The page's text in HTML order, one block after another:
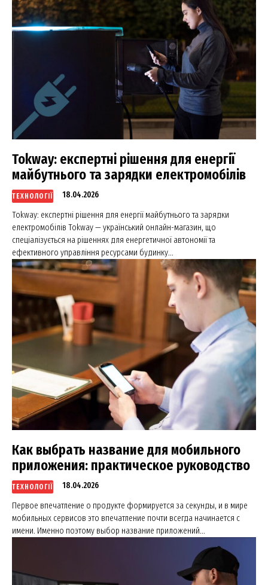
Tokway: експертні рішення для енергії
майбутнього та зарядки електромобілів
ТЕХНОЛОГІЇ 18.04.2026
Tokway: експертні рішення для енергії майбутнього та зарядки
електромобілів Tokway — український онлайн-магазин, що
спеціалізується на рішеннях для енергетичної автономії та
ефективного управління ресурсами будинку...
Как выбрать название для мобильного
приложения: практическое руководство
ТЕХНОЛОГІЇ 18.04.2026
Первое впечатление о продукте формируется за секунды, и в мире
мобильных сервисов это впечатление почти всегда начинается с
имени. Именно поэтому выбор название приложений...